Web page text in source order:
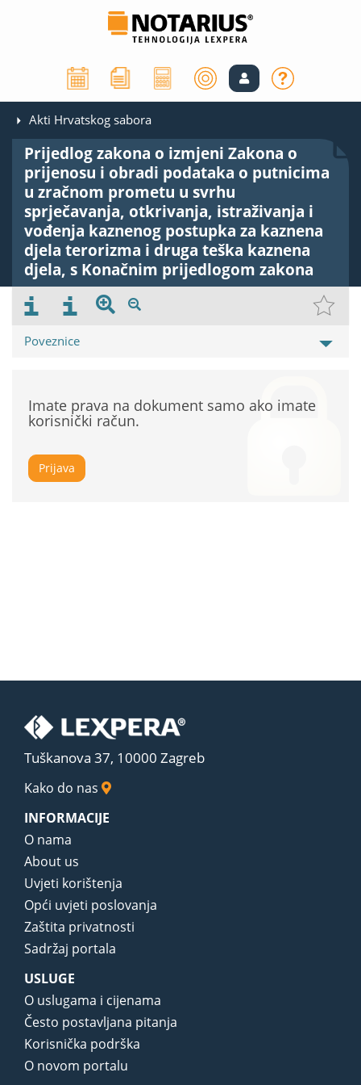
Akti Hrvatskog sabora
Prijedlog zakona o izmjeni Zakona o
prijenosu i obradi podataka o putnicima
u zračnom prometu u svrhu
sprječavanja, otkrivanja, istraživanja i
vođenja kaznenog postupka za kaznena
djela terorizma i druga teška kaznena
djela, s Konačnim prijedlogom zakona
Poveznice
Imate prava na dokument samo ako imate
korisnički račun.
Prijava
Tuškanova 37, 10000 Zagreb
Kako do nas
INFORMACIJE
O nama
About us
Uvjeti korištenja
Opći uvjeti poslovanja
Zaštita privatnosti
Sadržaj portala
USLUGE
O uslugama i cijenama
Često postavljana pitanja
Korisnička podrška
O novom portalu